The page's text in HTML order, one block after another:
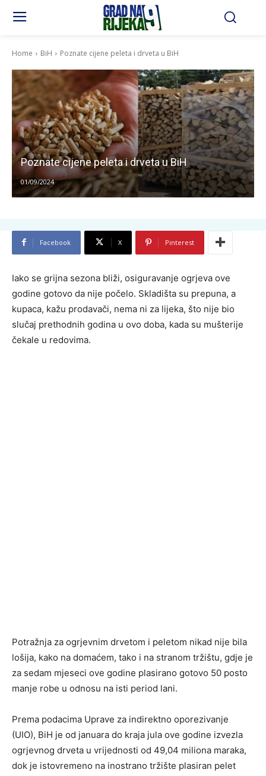
Home BiH Poznate cijene peleta i drveta u BiH
Poznate cijene peleta i drveta u BiH
01/09/2024
Facebook X Pinterest
Iako se grijna sezona bliži, osiguravanje ogrjeva ove
godine gotovo da nije počelo. Skladišta su prepuna, a
kupaca, kažu prodavači, nema ni za lijeka, što nije bio
slučaj prethodnih godina u ovo doba, kada su mušterije
čekale u redovima.
Potražnja za ogrjevnim drvetom i peletom nikad nije bila
lošija, kako na domaćem, tako i na stranom tržištu, gdje je
za sedam mjeseci ove godine plasirano gotovo 50 posto
manje robe u odnosu na isti period lani.
Prema podacima Uprave za indirektno oporezivanje
(UIO), BiH je od januara do kraja jula ove godine izvezla
ogrjevnog drveta u vrijednosti od 49,04 miliona maraka,
dok je istovremeno na inostrano tržište plasiran pelet